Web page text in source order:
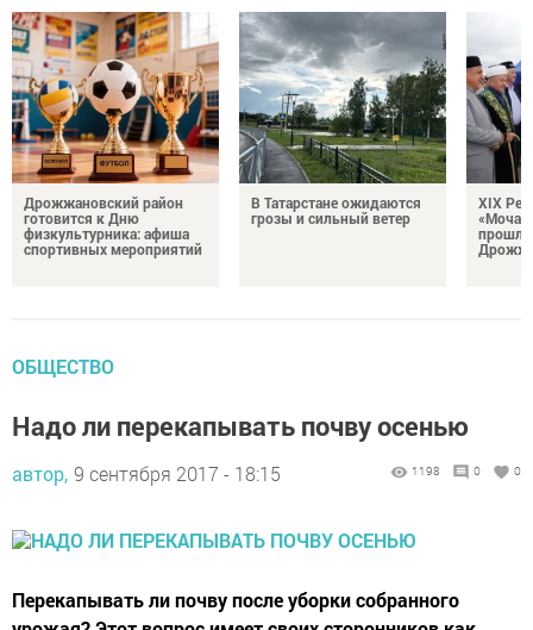
Дрожжановский район
готовится к Дню
физкультурника: афиша
спортивных мероприятий
В Татарстане ожидаются
грозы и сильный ветер
XIX
ОБЩЕСТВО
Надо ли перекапывать почву осенью
автор, 9 сентября 2017 - 18:15 1198 0 0
Перекапывать ли почву после уборки собранного